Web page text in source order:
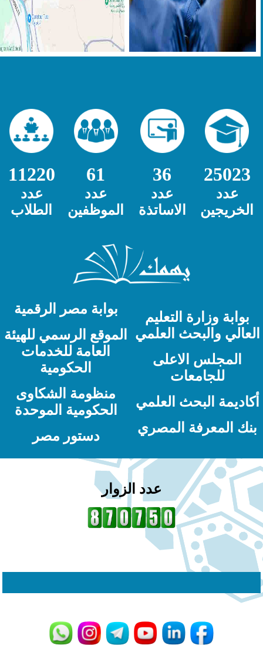
25023
36
61
11220
عدد
الخريجين
عدد
الاساتذة
عدد
الموظفين
عدد
الطلاب
بوابة وزارة التعليم
والبحث العلمي
المجلس الاعلى
للجامعات
البحث العلمي
المعرفة المصري
بوابة مصر الرقمية
الموقع الرسمي للهيئة
العامة للخدمات
الحكومية
منظومة الشكاوى
الحكومية الموحدة
دستور مصر
عدد الزوار